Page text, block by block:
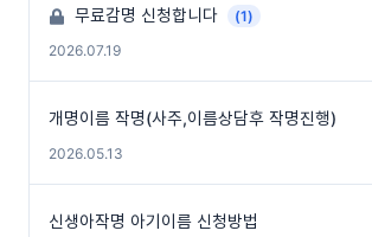
무료감명 신청합니다
(1)
2026.07.19
개명이름 작명(사주,이름상담후 작명진행)
2026.05.13
신생아작명 아기이름 신청방법